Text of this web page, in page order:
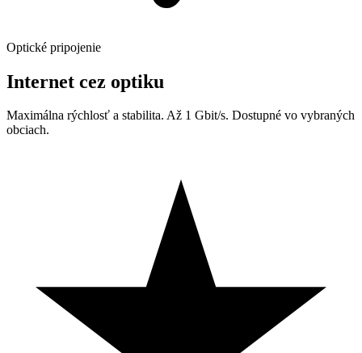
Optické pripojenie
Internet cez optiku
Maximálna rýchlosť a stabilita. Až 1 Gbit/s. Dostupné vo vybraných
obciach.